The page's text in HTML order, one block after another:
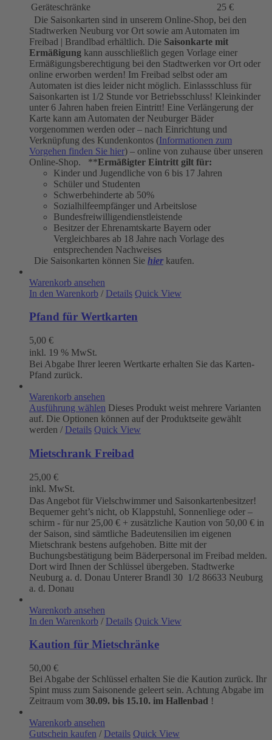
Geräteschränke
25 €
Die Saisonkarten sind in unserem Online-Shop, bei den
Stadtwerken Neuburg vor Ort sowie am Automaten im
Freibad | Brandlbad erhältlich. Die Saisonkarte mit
Ermäßigung kann ausschließlich gegen Vorlage einer
Ermäßigungsberechtigung bei den Stadtwerken vor Ort oder
online erworben werden! Im Freibad selbst oder am
Automaten ist dies leider nicht möglich. Einlassschluss für
Saisonkarten ist 1/2 Stunde vor Betriebsschluss! Kleinkinder
unter 6 Jahren haben freien Eintritt! Eine Verlängerung der
Karte kann am Automaten der Neuburger Bäder
vorgenommen werden oder – nach Einrichtung und
Verknüpfung des Kundenkontos (Informationen zum
Vorgehen finden Sie hier) – online von zuhause über unseren
Online-Shop. **Ermäßigter Eintritt gilt für:
Kinder und Jugendliche von 6 bis 17 Jahren
Schüler und Studenten
Schwerbehinderte ab 50%
Sozialhilfeempfänger und Arbeitslose
Bundesfreiwilligendienstleistende
Besitzer der Ehrenamtskarte Bayern oder
Vergleichbares ab 18 Jahre nach Vorlage des
entsprechenden Nachweises
Die Saisonkarten können Sie hier kaufen.
Warenkorb ansehen
In den Warenkorb / Details Quick View
Pfand für Wertkarten
5,00 €
inkl. 19 % MwSt.
Bei Abgabe Ihrer leeren Wertkarte erhalten Sie das Karten-
Pfand zurück.
Warenkorb ansehen
Ausführung wählen Dieses Produkt weist mehrere Varianten
auf. Die Optionen können auf der Produktseite gewählt
werden / Details Quick View
Mietschrank Freibad
25,00 €
inkl. MwSt.
Das Angebot für Vielschwimmer und Saisonkartenbesitzer!
Bequemer geht’s nicht, ob Klappstuhl, Sonnenliege oder –
schirm - für nur 25,00 € + zusätzliche Kaution von 50,00 € in
der Saison, sind sämtliche Badeutensilien im eigenen
Mietschrank bestens aufgehoben. Bitte mit der
Buchungsbestätigung beim Bäderpersonal im Freibad melden.
Dort wird Ihnen der Schlüssel übergeben. Stadtwerke
Neuburg a. d. Donau Unterer Brandl 30 1/2 86633 Neuburg
a. d. Donau
Warenkorb ansehen
In den Warenkorb / Details Quick View
Kaution für Mietschränke
50,00 €
Bei Abgabe der Schlüssel erhalten Sie die Kaution zurück. Ihr
Spint muss zum Saisonende geleert sein. Achtung Abgabe im
Zeitraum vom 30.09. bis 15.10. im Hallenbad !
Warenkorb ansehen
Gutschein kaufen / Details Quick View